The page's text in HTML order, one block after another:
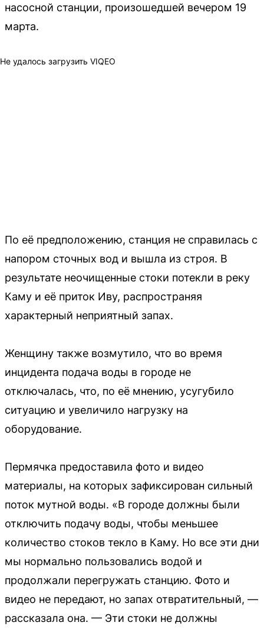
насосной станции, произошедшей вечером 19
марта.
Не удалось загрузить VIQEO
По её предположению, станция не справилась с
напором сточных вод и вышла из строя. В
результате неочищенные стоки потекли в реку
Каму и её приток Иву, распространяя
характерный неприятный запах.
Женщину также возмутило, что во время
инцидента подача воды в городе не
отключалась, что, по её мнению, усугубило
ситуацию и увеличило нагрузку на
оборудование.
Пермячка предоставила фото и видео
материалы, на которых зафиксирован сильный
поток мутной воды. «В городе должны были
отключить подачу воды, чтобы меньшее
количество стоков текло в Каму. Но все эти дни
мы нормально пользовались водой и
продолжали перегружать станцию. Фото и
видео не передают, но запах отвратительный, —
рассказала она. — Эти стоки не должны